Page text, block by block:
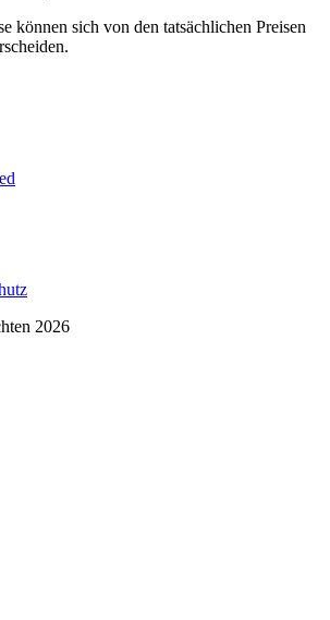
können sich von den tatsächlichen Preisen
2026